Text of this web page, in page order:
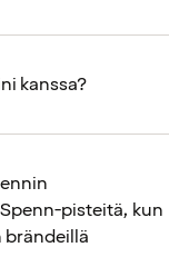
kanssa?
pisteitä, kun
brändeillä